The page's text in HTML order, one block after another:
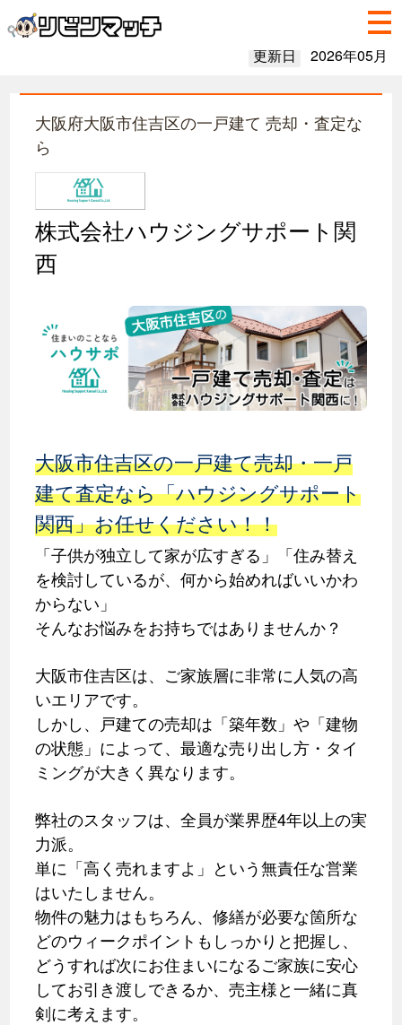
更新日 2026年05月
大阪府大阪市住吉区の一戸建て 売却・査定な
ら
株式会社ハウジングサポート関
西
大阪市住吉区の一戸建て売却・一戸
建て査定なら「ハウジングサポート
関西」お任せください！！
「子供が独立して家が広すぎる」「住み替え
を検討しているが、何から始めればいいかわ
からない」
そんなお悩みをお持ちではありませんか？
大阪市住吉区は、ご家族層に非常に人気の高
いエリアです。
しかし、戸建ての売却は「築年数」や「建物
の状態」によって、最適な売り出し方・タイ
ミングが大きく異なります。
弊社のスタッフは、全員が業界歴4年以上の実
力派。
単に「高く売れますよ」という無責任な営業
はいたしません。
物件の魅力はもちろん、修繕が必要な箇所な
どのウィークポイントもしっかりと把握し、
どうすれば次にお住まいになるご家族に安心
してお引き渡しできるか、売主様と一緒に真
剣に考えます。